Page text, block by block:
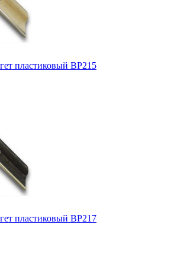
пластиковый BP215
пластиковый BP217